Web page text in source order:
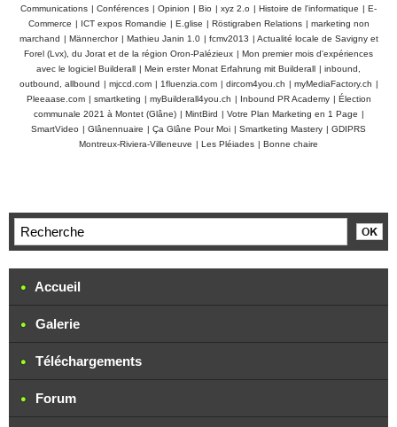
Communications | Conférences | Opinion | Bio | xyz 2.o | Histoire de l'informatique | E-
Commerce | ICT expos Romandie | E.glise | Röstigraben Relations | marketing non
marchand | Männerchor | Mathieu Janin 1.0 | fcmv2013 | Actualité locale de Savigny et
Forel (Lvx), du Jorat et de la région Oron-Palézieux | Mon premier mois d'expériences
avec le logiciel Builderall | Mein erster Monat Erfahrung mit Builderall | inbound,
outbound, allbound | mjccd.com | 1fluenzia.com | dircom4you.ch | myMediaFactory.ch |
Pleeaase.com | smartketing | myBuilderall4you.ch | Inbound PR Academy | Élection
communale 2021 à Montet (Glâne) | MintBird | Votre Plan Marketing en 1 Page |
SmartVideo | Glânennuaire | Ça Glâne Pour Moi | Smartketing Mastery | GDIPRS
Montreux-Riviera-Villeneuve | Les Pléiades | Bonne chaire
Accueil
Galerie
Téléchargements
Forum